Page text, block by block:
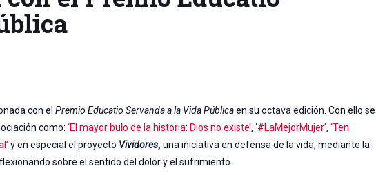
con elPremio Educatio Servanda a la Vida Públicaen su octava edición. Con ello se
como: ‘El mayor bulo de la historia: Dios no existe’, ‘#LaMejorMujer’,‘Ten
y en especial el proyecto Vividores,una iniciativa en defensa de la vida, mediante la
sobre el sentido del dolor y el sufrimiento.